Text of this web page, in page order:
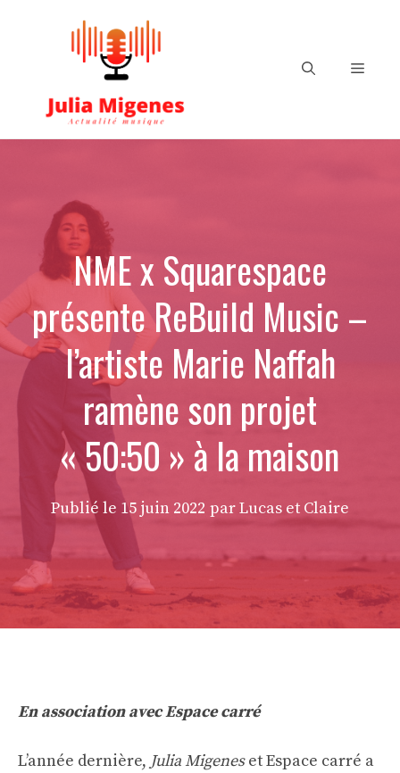
Menu
NME x Squarespace
présente ReBuild Music –
l’artiste Marie Naffah
ramène son projet
« 50:50 » à la maison
Publié le 15 juin 2022 par Lucas et Claire
En association avecEspace carré
L’année dernière, Julia MigenesetEspace carré a